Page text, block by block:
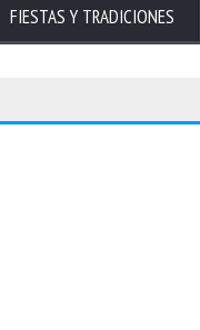
FIESTAS Y TRADICIONES